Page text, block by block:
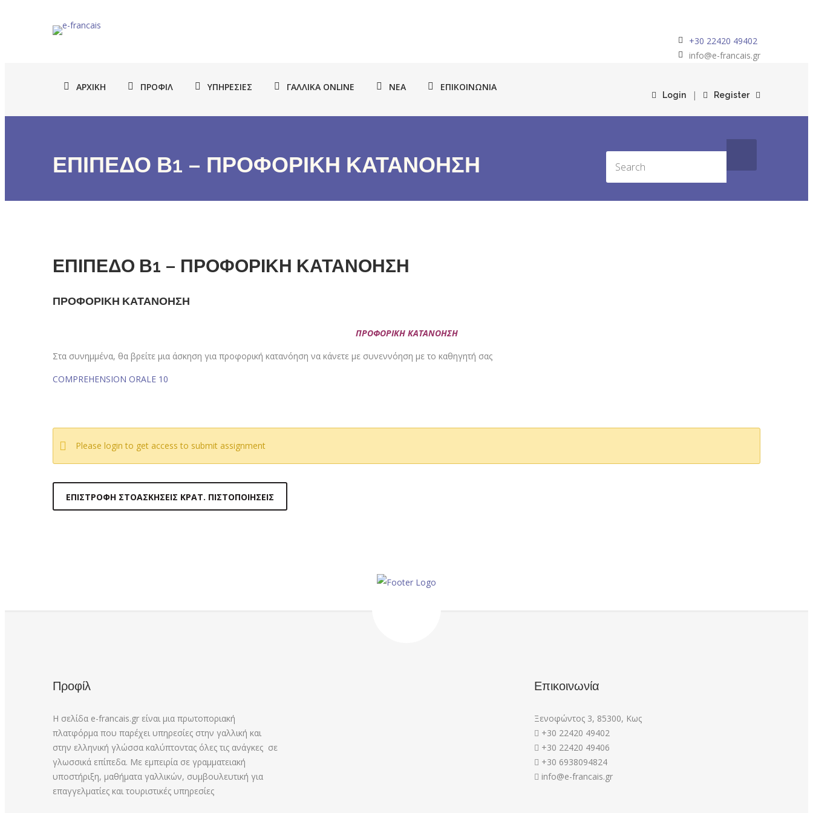
+30 22420 49402
info@e-francais.gr
ΑΡΧΙΚΉ ΠΡΟΦΊΛ ΥΠΗΡΕΣΊΕΣ ΓΑΛΛΙΚΆ ONLINE ΝΈΑ ΕΠΙΚΟΙΝΩΝΊΑ
Login | Register
ΕΠΙΠΕΔΟ Β1 – ΠΡΟΦΟΡΙΚΗ ΚΑΤΑΝΟΗΣΗ
ΕΠΙΠΕΔΟ Β1 – ΠΡΟΦΟΡΙΚΗ ΚΑΤΑΝΟΗΣΗ
ΠΡΟΦΟΡΙΚΗ ΚΑΤΑΝΟΗΣΗ
ΠΡΟΦΟΡΙΚΗ ΚΑΤΑΝΟΗΣΗ
Στα συνημμένα, θα βρείτε μια άσκηση για προφορική κατανόηση να κάνετε με συνεννόηση με το καθηγητή σας
COMPREHENSION ORALE 10
Please login to get access to submit assignment
ΕΠΙΣΤΡΟΦΉ ΣΤΟΑΣΚΉΣΕΙΣ ΚΡΑΤ. ΠΙΣΤΟΠΟΙΉΣΕΙΣ
Προφίλ
Η σελίδα e-francais.gr είναι μια πρωτοποριακή
πλατφόρμα που παρέχει υπηρεσίες στην γαλλική και
στην ελληνική γλώσσα καλύπτοντας όλες τις ανάγκες σε
γλωσσικά επίπεδα. Με εμπειρία σε γραμματειακή
υποστήριξη, μαθήματα γαλλικών, συμβουλευτική για
επαγγελματίες και τουριστικές υπηρεσίες
Επικοινωνία
Ξενοφώντος 3, 85300, Κως
+30 22420 49402
+30 22420 49406
+30 6938094824
info@e-francais.gr